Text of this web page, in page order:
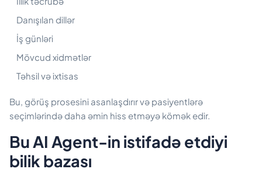
Danışılan dillər
İş günləri
Mövcud xidmətlər
Təhsil və ixtisas
Bu, görüş prosesini asanlaşdırır və pasiyentlərə
seçimlərində daha əmin hiss etməyə kömək edir.
Bu AI Agent-in istifadə etdiyi
bilik bazası